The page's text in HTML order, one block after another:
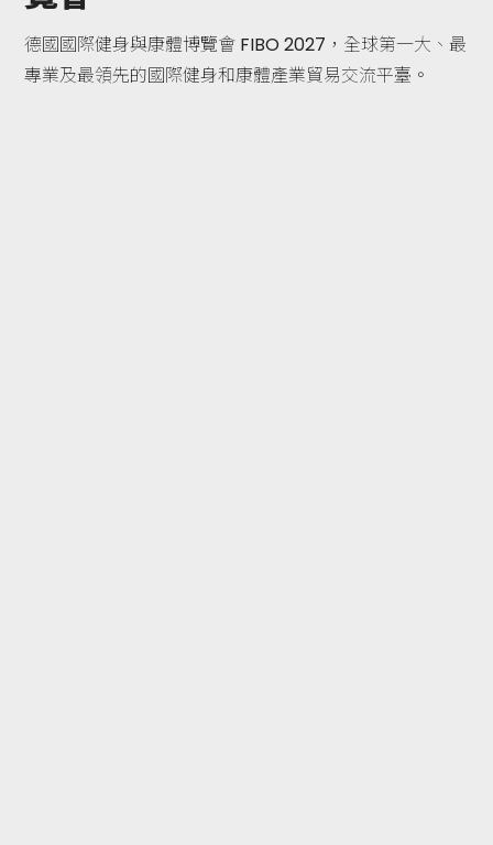
德國國際健身與康體博覽會 FIBO 2027，全球第一大、最
專業及最領先的國際健身和康體產業貿易交流平臺。